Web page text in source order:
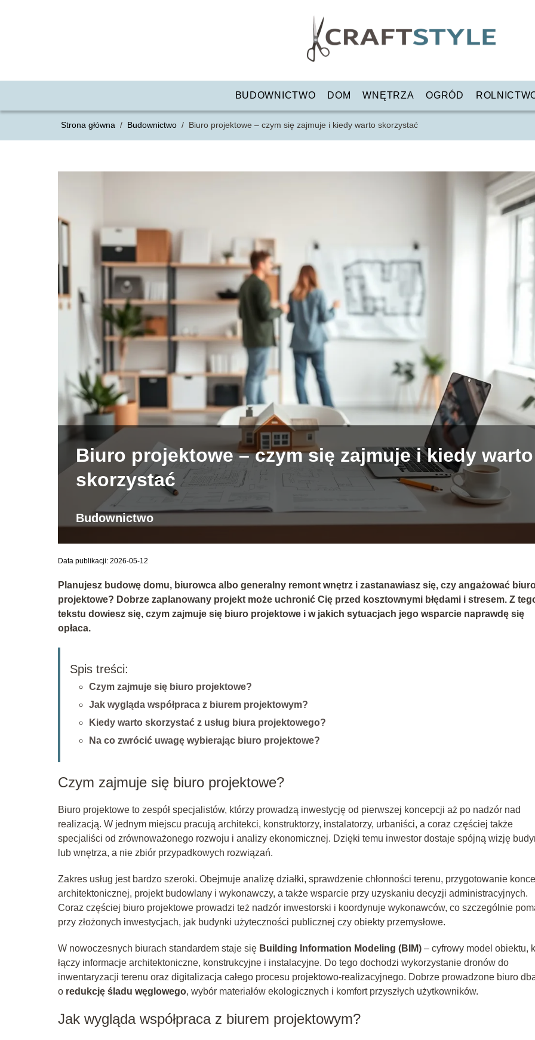
BUDOWNICTWO DOM WNĘTRZA OGRÓD
Strona główna / Budownictwo / Biuro projektowe – czym się zajmuje i kiedy warto skorzystać
Biuro projektowe – czym się zajmuje i kiedy warto
skorzystać
Budownictwo
Data publikacji: 2026-05-12
Planujesz budowę domu, biurowca albo generalny remont wnętrz i zastanawiasz się, czy angażować
projektowe? Dobrze zaplanowany projekt może uchronić Cię przed kosztownymi błędami i stresem. Z
tekstu dowiesz się, czym zajmuje się biuro projektowe i w jakich sytuacjach jego wsparcie naprawdę się
opłaca.
Spis treści:
Czym zajmuje się biuro projektowe?
Jak wygląda współpraca z biurem projektowym?
Kiedy warto skorzystać z usług biura projektowego?
Na co zwrócić uwagę wybierając biuro projektowe?
Czym zajmuje się biuro projektowe?
Biuro projektowe to zespół specjalistów, którzy prowadzą inwestycję od pierwszej koncepcji aż po nadzór nad
realizacją. W jednym miejscu pracują architekci, konstruktorzy, instalatorzy, urbaniści, a coraz częściej także
specjaliści od zrównoważonego rozwoju i analizy ekonomicznej. Dzięki temu inwestor dostaje spójną wizję
lub wnętrza, a nie zbiór przypadkowych rozwiązań.
Zakres usług jest bardzo szeroki. Obejmuje analizę działki, sprawdzenie chłonności terenu, przygotowanie
architektonicznej, projekt budowlany i wykonawczy, a także wsparcie przy uzyskaniu decyzji administracyjnych.
Coraz częściej biuro projektowe prowadzi też nadzór inwestorski i koordynuje wykonawców, co szczególnie
przy złożonych inwestycjach, jak budynki użyteczności publicznej czy obiekty przemysłowe.
W nowoczesnych biurach standardem staje się Building Information Modeling (BIM) – cyfrowy model obiektu,
łączy informacje architektoniczne, konstrukcyjne i instalacyjne. Do tego dochodzi wykorzystanie dronów do
inwentaryzacji terenu oraz digitalizacja całego procesu projektowo‑realizacyjnego. Dobrze prowadzone biuro
o redukcję śladu węglowego, wybór materiałów ekologicznych i komfort przyszłych użytkowników.
Jak wygląda współpraca z biurem projektowym?